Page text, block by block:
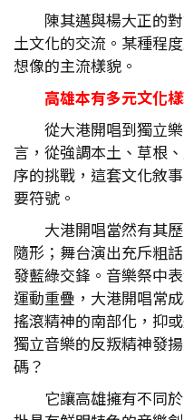
陳其邁與楊大正的
土文化的交流。某種程
想像的主流樣貌。
高雄本有多元文化
從大港開唱到獨立
言，從強調本土、草根
序的挑戰，這套文化敘
要符號。
大港開唱當然有其
隨形；舞台演出充斥粗
發藍綠交鋒。音樂祭中
運動重疊，大港開唱常
搖滾精神的南部化，抑
獨立音樂的反叛精神發
碼？
它讓高雄擁有不同